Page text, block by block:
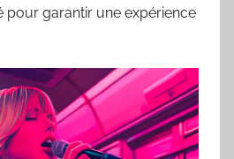
pour garantir une expérience